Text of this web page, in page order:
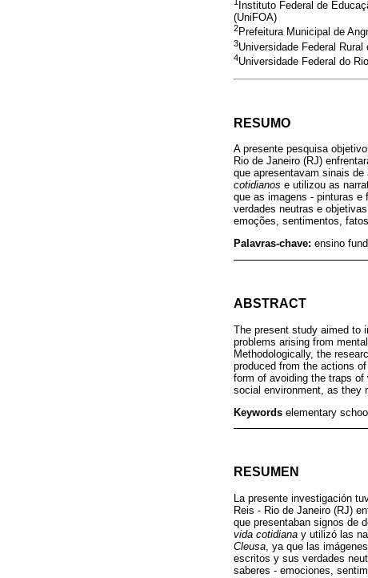
Instituto Federal de
(UniFOA)
2Prefeitura Municipal de
3Universidade Federal
4Universidade Federal do
RESUMO
A presente pesquisa
Rio de Janeiro (RJ)
que apresentavam sinais
cotidianos e utilizou as
que as imagens - pinturas
verdades neutras e
emoções, sentimentos,
Palavras-chave: ensino
ABSTRACT
The present study aimed to
problems arising from
Methodologically, the
produced from the actions
form of avoiding the traps
social environment, as they
Keywords elementary
RESUMEN
La presente investigación
Reis - Rio de Janeiro (RJ)
que presentaban signos de
vida cotidiana y utilizó las
Cleusa, ya que las
escritos y sus verdades
saberes - emociones,